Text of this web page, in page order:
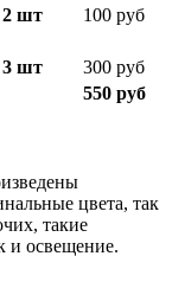
2 шт
100 руб
3 шт
300 руб
550 руб
цвета, так
такие
и освещение.